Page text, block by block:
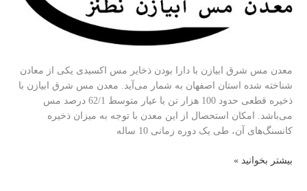
معدن مس شرق ابیازن با دارا بودن ذخایر مس اکسیدی یکی از معادن
شناخته شده استان اصفهان به شمار می‌آید. معدن مس شرق ابیازن با
ذخیره قطعی حدود 100 هزار تن با عیار متوسط 62/1 درصد مس
می‌باشد. امکان استحصال از این معدن با توجه به میزان ذخیره
کانسنگ‌های آن، طی یک دوره زمانی 10 ساله
ارزیابی
بیشتر بخوانید »